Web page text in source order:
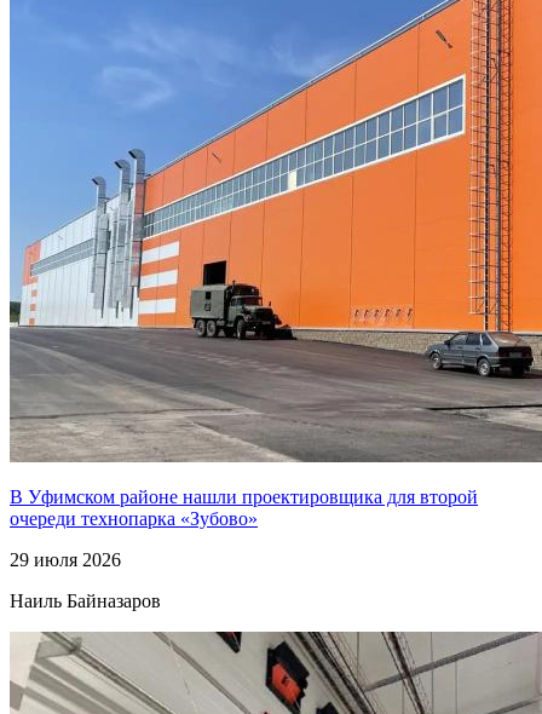
В Уфимском районе нашли проектировщика для второй
очереди технопарка «Зубово»
29 июля 2026
Наиль Байназаров